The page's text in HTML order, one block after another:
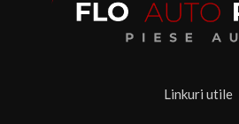
Linkuri utile